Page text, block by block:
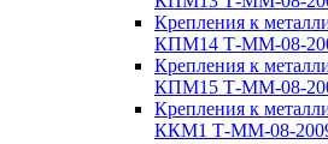
Крепления к
КПМ14 Т-ММ-08-
Крепления к
КПМ15 Т-ММ-08-
Крепления к
ККМ1 Т-ММ-08-